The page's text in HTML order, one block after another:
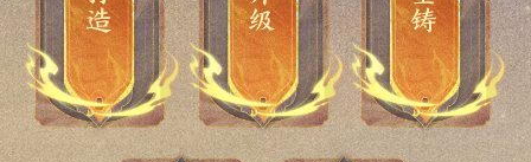
骨即有提升；
落木萧萧·无价：
对3个友方单位（群法优先主目
标，单法仅主目标）施加的加防
效果在3回合内不会被势如破竹，
长驱直入清除。无价效果提高自
身封混睡忘抗性上限6%。
指令后，出手前将恢复5%气血与
10%法力，并释放法术，恢复效
果与自身敏捷加点有关，每100点
敏捷增加3.5%恢复效果，每增加1
点敏捷即有提升。每场战斗最多
触发1次且仅前15回合可以触发。
打造 升级 重铸